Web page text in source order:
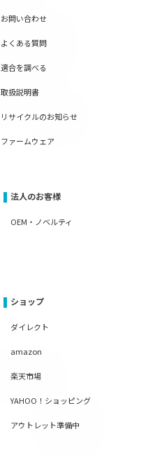
お問い合わせ
よくある質問
適合を調べる
取扱説明書
リサイクルのお知らせ
ファームウェア
法人のお客様
OEM・ノベルティ
ショップ
ダイレクト
amazon
楽天市場
YAHOO！ショッピング
アウトレット準備中